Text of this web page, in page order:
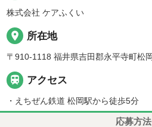
株式会社 ケアふくい
place 所在地
〒910-1118 福井県吉田郡永平寺町松
 アクセス
・えちぜん鉄道 松岡駅から徒歩5分
応募方法